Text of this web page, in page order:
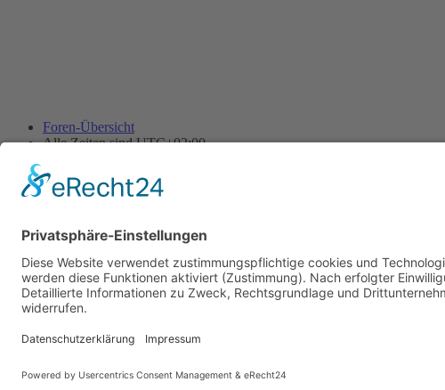
Foren-Übersicht
Alle Zeiten sindUTC+02:00
Powered byphpBB® Forum Software © phpBB Limited
Datenschutz |Nutzungsbedingungen
Time: 0.008s| Peak Memory Usage: 10.11 MiB | GZIP: Off